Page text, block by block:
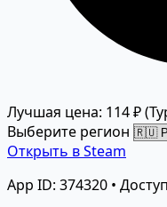
Лучшая цена: 114 ₽
Выберите регион
Открыть в Steam
App ID: 374320 •